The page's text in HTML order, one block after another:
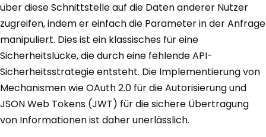
über diese Schnittstelle auf die Daten anderer Nutzer
zugreifen, indem er einfach die Parameter in der Anfrage
manipuliert. Dies ist ein klassisches für eine
Sicherheitslücke, die durch eine fehlende API-
Sicherheitsstrategie entsteht. Die Implementierung von
Mechanismen wie OAuth 2.0 für die Autorisierung und
JSON Web Tokens (JWT) für die sichere Übertragung
von Informationen ist daher unerlässlich.